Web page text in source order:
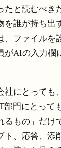
たと読むべき
を誰が持ち出
、ファイルを
がAIの入力欄
社にとっても
門にとって
るもの」だけ
ト、応答、添